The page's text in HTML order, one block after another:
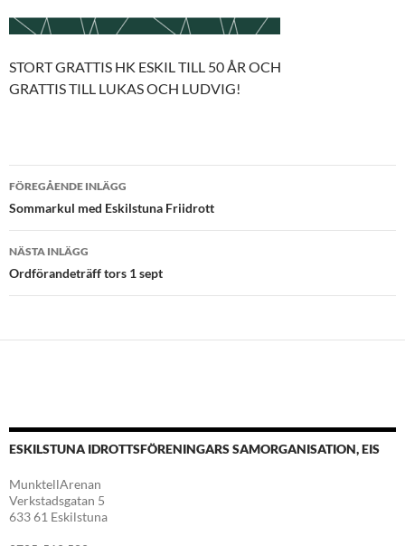
STORT GRATTIS HK ESKIL TILL 50 ÅR OCH
GRATTIS TILL LUKAS OCH LUDVIG!
Inläggsnavigering
FÖREGÅENDE INLÄGG
Sommarkul med Eskilstuna Friidrott
NÄSTA INLÄGG
Ordförandeträff tors 1 sept
ESKILSTUNA IDROTTSFÖRENINGARS SAMORGANISATION, EIS
MunktellArenan
Verkstadsgatan 5
633 61 Eskilstuna